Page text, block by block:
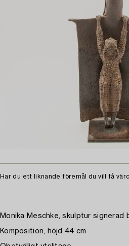
Har du ett liknande föremål du vill få
Monika Meschke, skulptur signerad
Komposition, höjd 44 cm